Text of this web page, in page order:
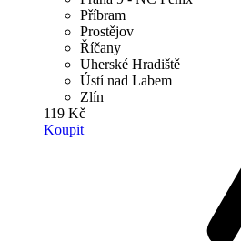
Příbram
Prostějov
Říčany
Uherské Hradiště
Ústí nad Labem
Zlín
119 Kč
Koupit